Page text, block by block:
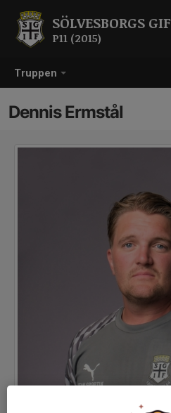
Truppen
SÖLVESBORGS GIF
P11 (2015)
Dennis Ermstål